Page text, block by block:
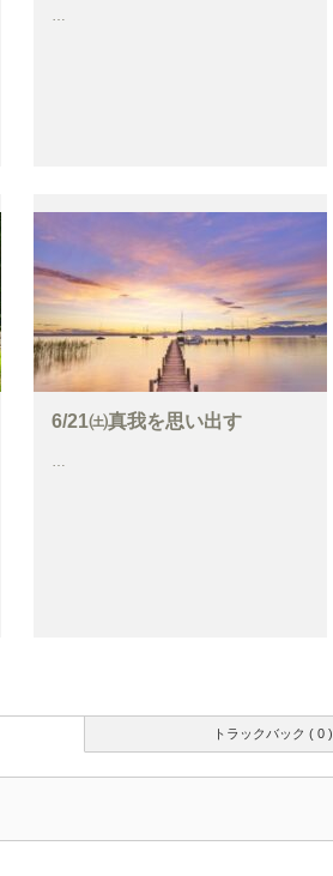
…
6/21㈯真我を思い出す
…
トラックバック ( 0 )